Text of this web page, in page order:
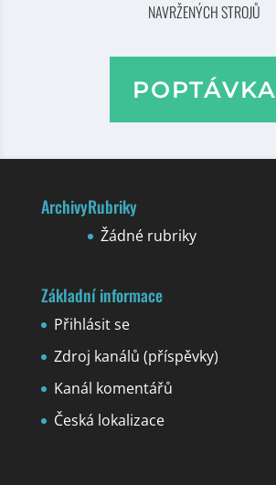
NAVRŽENÝCH STROJŮ
POPTÁVKA
ArchivyRubriky
Žádné rubriky
Základní informace
Přihlásit se
Zdroj kanálů (příspěvky)
Kanál komentářů
Česká lokalizace